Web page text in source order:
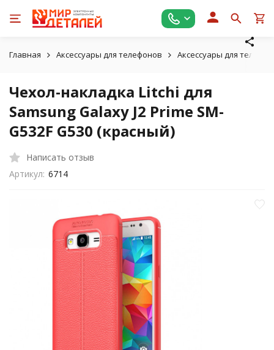
Главная Аксессуары для телефонов Аксессуары для
Чехол-накладка Litchi для
Samsung Galaxy J2 Prime SM-
G532F G530 (красный)
Написать отзыв
Артикул: 6714